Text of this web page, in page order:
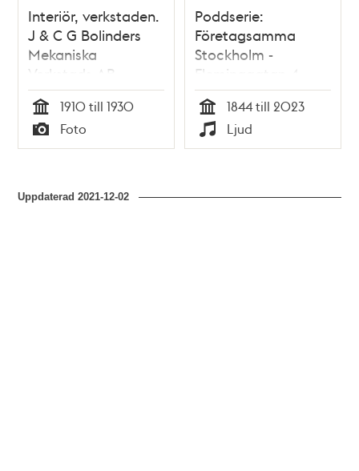
Interiör, verkstaden.
J & C G Bolinders
Mekaniska
Verkstads AB.
Tid
1910 till 1930
Typ
Foto
Poddserie:
Företagsamma
Stockholm -
Fleminggatan 4,
Bolinders Mekaniska
Verkstad
Tid
1844 till 2023
Typ
Ljud
Uppdaterad2021-12-02